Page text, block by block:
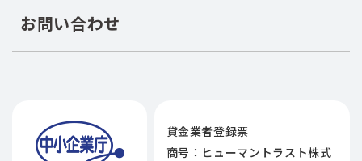
貸金業者登録票
商号：ヒューマントラスト株式
お問い合わせ